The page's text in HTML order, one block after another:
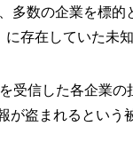
多数の企業を標
に存在していた
受信した各企業の
盗まれるという